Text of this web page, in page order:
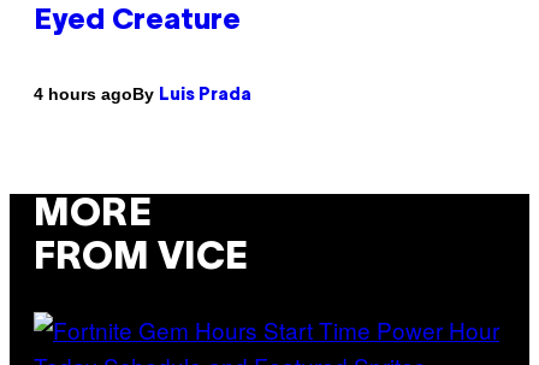
Eyed Creature
4 hours agoBy Luis Prada
MORE
FROM VICE